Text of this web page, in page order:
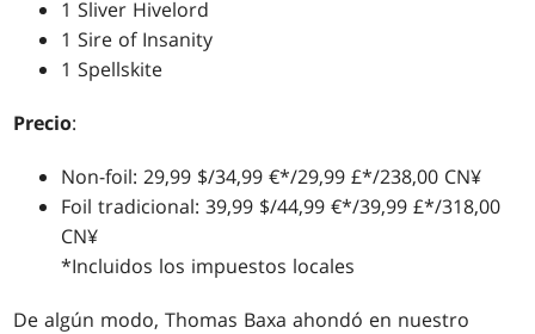
1 Sliver Hivelord
1 Sire of Insanity
1 Spellskite
Precio:
Non-foil: 29,99 $/34,99 €*/29,99 £*/238,00 CN¥
Foil tradicional: 39,99 $/44,99 €*/39,99 £*/318,00
CN¥
*Incluidos los impuestos locales
De algún modo, Thomas Baxa ahondó en nuestro